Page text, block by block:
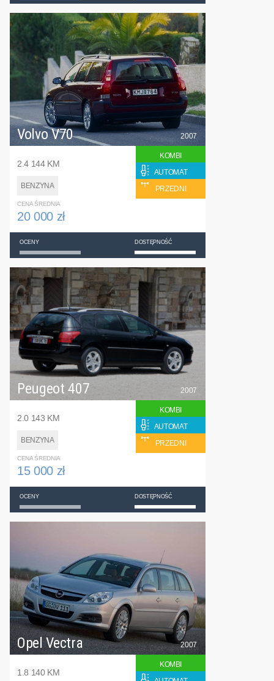
Volvo V70
2.4 144 KM
BENZYNA
2007
KOMBI
AUTOMAT
PRZEDNI
CENA ŚREDNIA
20 000 zł
OCENY DOSTĘPNOŚĆ
Peugeot 407
2.0 143 KM
BENZYNA
2007
KOMBI
AUTOMAT
PRZEDNI
CENA ŚREDNIA
15 000 zł
OCENY DOSTĘPNOŚĆ
Opel Vectra
1.8 140 KM
2007
KOMBI